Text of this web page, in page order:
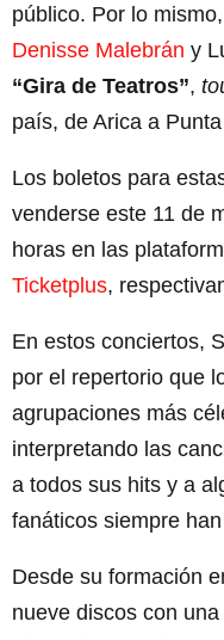
público. Por lo
Denisse Malebrán y
“Gira de Teatros”,
país, de Arica a
Los boletos para
venderse este 11 de
horas en las
Ticketplus,
En estos conciertos,
por el repertorio que
agrupaciones más
interpretando las
a todos sus hits y a
fanáticos siempre
Desde su formación
nueve discos con